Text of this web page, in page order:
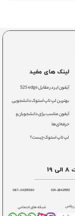
لینک های مفید
آیفون ایر در مقابل S25 edge
بهترین لپ تاپ استوک دانشجویی
آیفون مناسب برای دانشجویان و
حرفه‌ای‌ها
لپ تاپ استوک چیست؟
021-28421592
087-34259380
پلاس شبکه های اجتماعی